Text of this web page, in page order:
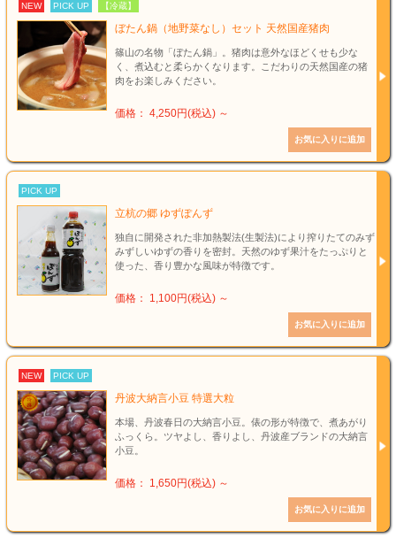
NEW PICK UP 【冷蔵】
ぼたん鍋（地野菜なし）セット 天然国産猪肉
篠山の名物「ぼたん鍋」。猪肉は意外なほどくせも少な
く、煮込むと柔らかくなります。こだわりの天然国産の猪
肉をお楽しみください。
価格： 4,250円(税込) ～
PICK UP
立杭の郷 ゆずぽんず
独自に開発された非加熱製法(生製法)により搾りたてのみず
みずしいゆずの香りを密封。天然のゆず果汁をたっぷりと
使った、香り豊かな風味が特徴です。
価格： 1,100円(税込) ～
NEW PICK UP
丹波大納言小豆 特選大粒
本場、丹波春日の大納言小豆。俵の形が特徴で、煮あがり
ふっくら。ツヤよし、香りよし、丹波産ブランドの大納言
小豆。
価格： 1,650円(税込) ～